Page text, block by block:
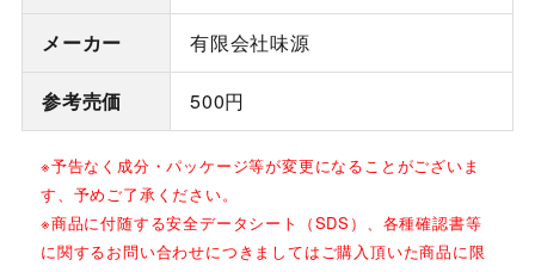
メーカー 有限会社味源
参考売価 500円
※予告なく成分・パッケージ等が変更になることがございま
す、予めご了承ください。
※商品に付随する安全データシート（SDS）、各種確認書等
に関するお問い合わせにつきましてはご購入頂いた商品に限